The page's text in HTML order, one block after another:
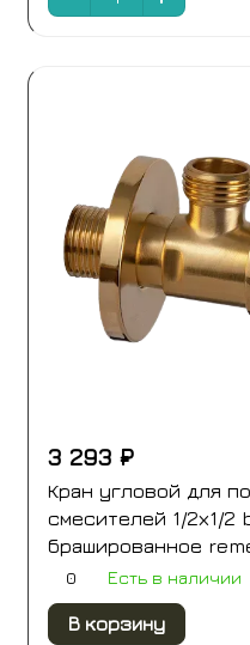
3 293 ₽
Кран угловой для
смесителей 1/2х1/2
брашированное
0 Есть в наличии
В корзину